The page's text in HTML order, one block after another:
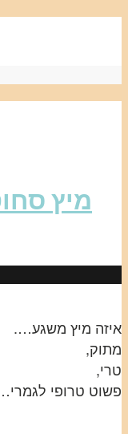
מיץ
איזה מיץ משגע….
מתוק,
טרי,
פשוט טרופי